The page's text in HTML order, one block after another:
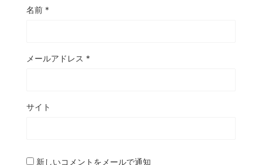
名前 *
メールアドレス *
サイト
新しいコメントをメールで通知